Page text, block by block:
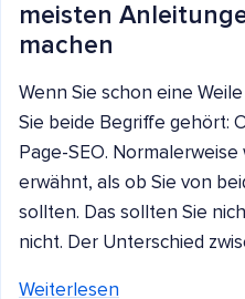
meisten
machen
Wenn Sie schon eine
Sie beide Begriffe gehört:
Page-SEO.
erwähnt, als ob Sie von
sollten. Das sollten Sie
nicht. Der Unterschied
Weiterlesen